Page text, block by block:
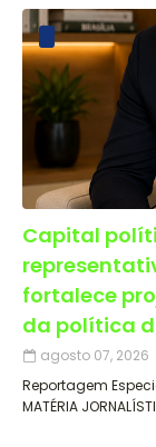
Capital
fortalece
da política
agosto 07, 2026
Reportagem
MATÉRIA